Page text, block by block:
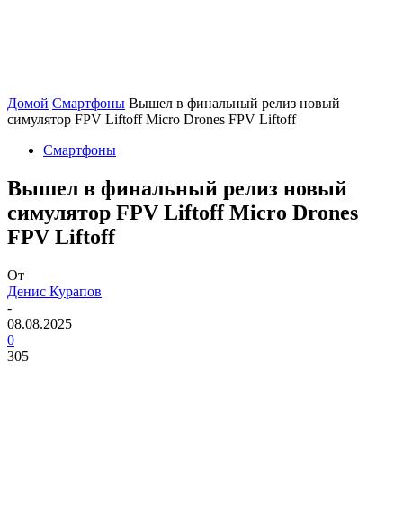
Домой Смартфоны Вышел в финальный релиз новый
симулятор FPV Liftoff Micro Drones FPV Liftoff
Смартфоны
Вышел в финальный релиз новый
симулятор FPV Liftoff Micro Drones
FPV Liftoff
От
Денис Курапов
-
08.08.2025
0
305